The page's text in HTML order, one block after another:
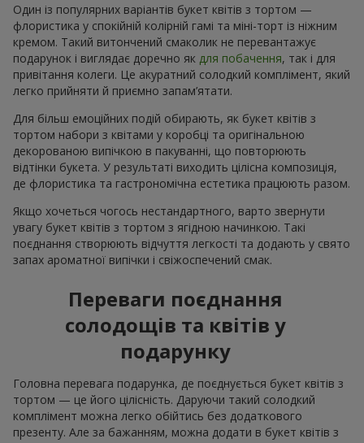
Один із популярних варіантів букет квітів з тортом —
флористика у спокійній колірній гамі та міні-торт із ніжним
кремом. Такий витончений смаколик не перевантажує
подарунок і виглядає доречно як для побачення, так і для
привітання колеги. Це акуратний солодкий комплімент, який
легко прийняти й приємно запам’ятати.
Для більш емоційних подій обирають, як букет квітів з
тортом набори з квітами у коробці та оригінальною
декорованою випічкою в пакуванні, що повторюють
відтінки букета. У результаті виходить цілісна композиція,
де флористика та гастрономічна естетика працюють разом.
Якщо хочеться чогось нестандартного, варто звернути
увагу букет квітів з тортом з ягідною начинкою. Такі
поєднання створюють відчуття легкості та додають у свято
запах ароматної випічки і свіжоспечений смак.
Переваги поєднання
солодощів та квітів у
подарунку
Головна перевага подарунка, де поєднується букет квітів з
тортом — це його цілісність. Даруючи такий солодкий
комплімент можна легко обійтись без додаткового
презенту. Але за бажанням, можна додати в букет квітів з